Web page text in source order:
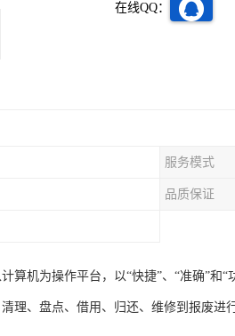
在线QQ：
服务模式
品质保证
算机为操作平台，以“快捷”、“准确”和
理、盘点、借用、归还、维修到报废